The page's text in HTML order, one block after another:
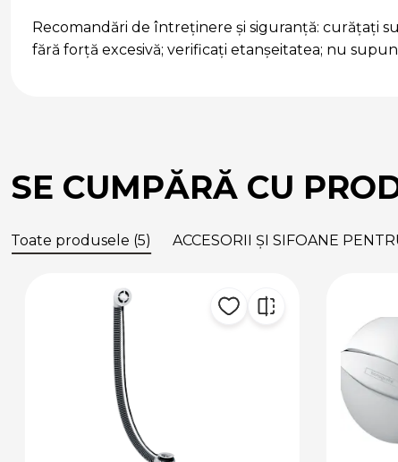
Recomandări de întreținere și siguranță: curățați
fără forță excesivă; verificați etanșeitatea; nu
SE CUMPĂRĂ CU
Toate produsele (5) ACCESORII ȘI SIFOANE